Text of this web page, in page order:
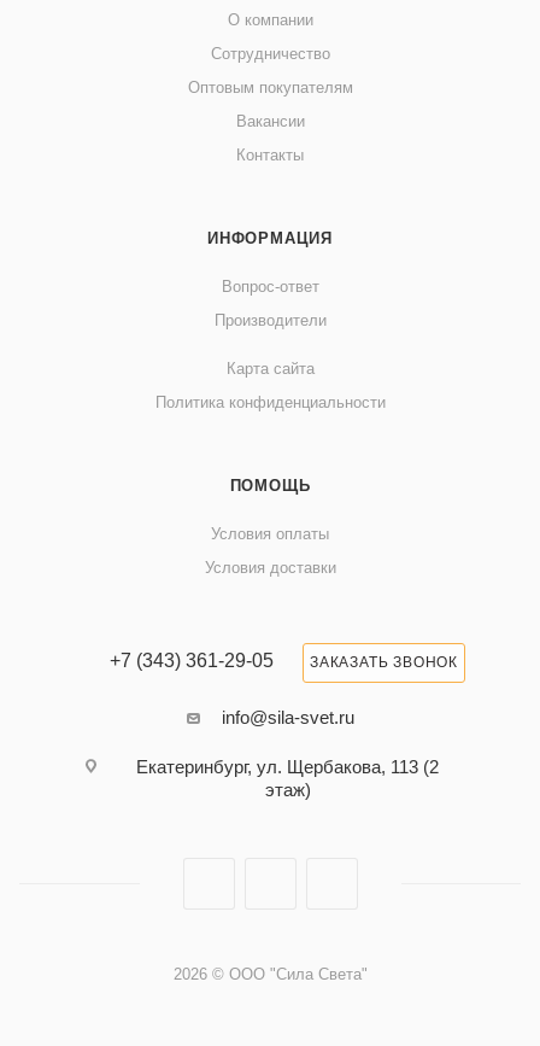
О компании
Сотрудничество
Оптовым покупателям
Вакансии
Контакты
ИНФОРМАЦИЯ
Вопрос-ответ
Производители
Карта сайта
Политика конфиденциальности
ПОМОЩЬ
Условия оплаты
Условия доставки
+7 (343) 361-29-05 ЗАКАЗАТЬ ЗВОНОК
info@sila-svet.ru
Екатеринбург, ул. Щербакова, 113 (2
этаж)
2026 © ООО "Сила Света"